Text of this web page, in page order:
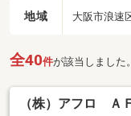
地域 大阪市浪速
全40件が該当しました。
（株）アフロ Ａ